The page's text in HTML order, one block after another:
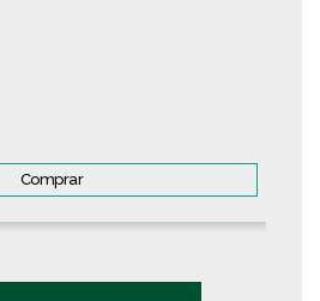
Comprar